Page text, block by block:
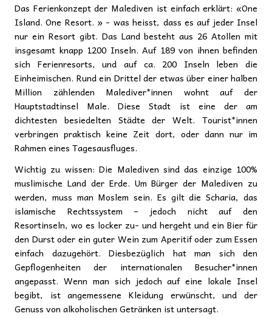
Das Ferienkonzept der Malediven ist einfach erklärt: «One
Island. One Resort. » - was heisst, dass es auf jeder Insel
nur ein Resort gibt. Das Land besteht aus 26 Atollen mit
insgesamt knapp 1200 Inseln. Auf 189 von ihnen befinden
sich Ferienresorts, und auf ca. 200 Inseln leben die
Einheimischen. Rund ein Drittel der etwas über einer halben
Million zählenden Malediver*innen wohnt auf der
Hauptstadtinsel Male. Diese Stadt ist eine der am
dichtesten besiedelten Städte der Welt. Tourist*innen
verbringen praktisch keine Zeit dort, oder dann nur im
Rahmen eines Tagesausfluges.
Wichtig zu wissen: Die Malediven sind das einzige 100%
muslimische Land der Erde. Um Bürger der Malediven zu
werden, muss man Moslem sein. Es gilt die Scharia, das
islamische Rechtssystem – jedoch nicht auf den
Resortinseln, wo es locker zu- und hergeht und ein Bier für
den Durst oder ein guter Wein zum Aperitif oder zum Essen
einfach dazugehört. Diesbezüglich hat man sich den
Gepflogenheiten der internationalen Besucher*innen
angepasst. Wenn man sich jedoch auf eine lokale Insel
begibt, ist angemessene Kleidung erwünscht, und der
Genuss von alkoholischen Getränken ist untersagt.